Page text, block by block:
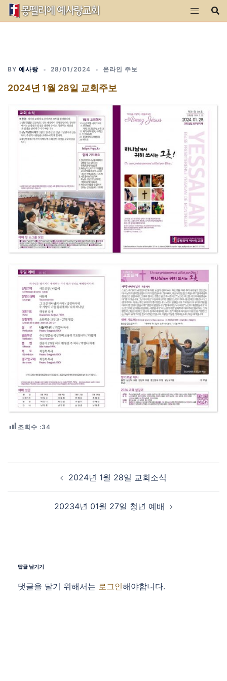
Skip
BY 예사랑 28/01/2024 온라인 주보
2024년 1월 28일 교회주보
조회수 :34
Post navigation
2024년 1월 28일 교회소식
20234년 01월 27일 청년 예배
답글 남기기
댓글을 달기 위해서는 로그인해야합니다.